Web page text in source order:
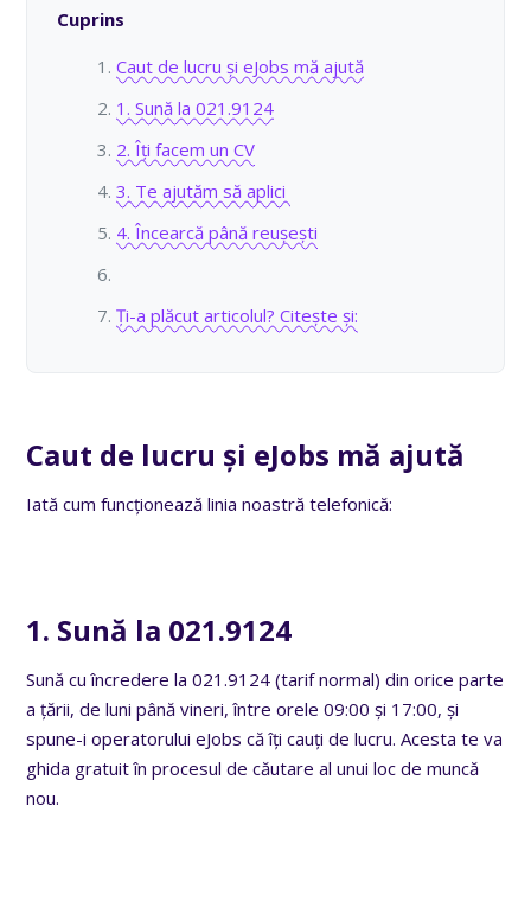
Cuprins
Caut de lucru și eJobs mă ajută
1. Sună la 021.9124
2. Îți facem un CV
3. Te ajutăm să aplici
4. Încearcă până reușești
Ți-a plăcut articolul? Citește și:
Caut de lucru și eJobs mă ajută
Iată cum funcționează linia noastră telefonică:
1. Sună la 021.9124
Sună cu încredere la 021.9124 (tarif normal) din orice parte
a țării, de luni până vineri, între orele 09:00 și 17:00, și
spune-i operatorului eJobs că îți cauți de lucru. Acesta te va
ghida gratuit în procesul de căutare al unui loc de muncă
nou.